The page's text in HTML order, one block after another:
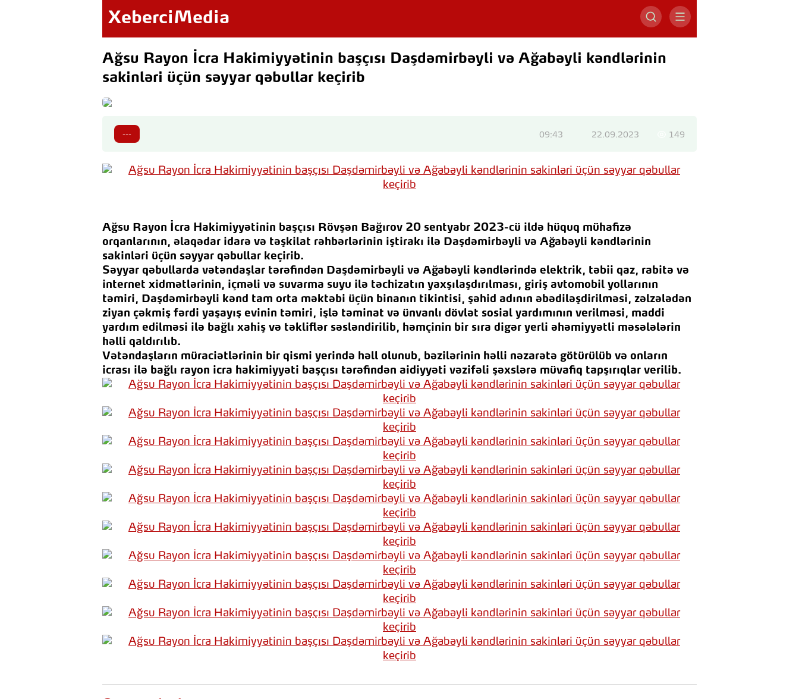
XeberciMedia
Ağsu Rayon İcra Hakimiyyətinin başçısı Daşdəmirbəyli və Ağabəyli kəndlərinin
sakinləri üçün səyyar qəbullar keçirib
--- 09:43 22.09.2023 149
Ağsu Rayon İcra Hakimiyyətinin başçısı Rövşən Bağırov 20 sentyabr 2023-cü ildə hüquq mühafizə
orqanlarının, əlaqədar idarə və təşkilat rəhbərlərinin iştirakı ilə Daşdəmirbəyli və Ağabəyli kəndlərinin
sakinləri üçün səyyar qəbullar keçirib.
Səyyar qəbullarda vətəndaşlar tərəfindən Daşdəmirbəyli və Ağabəyli kəndlərində elektrik, təbii qaz, rabitə və
internet xidmətlərinin, içməli və suvarma suyu ilə təchizatın yaxşılaşdırılması, giriş avtomobil yollarının
təmiri, Daşdəmirbəyli kənd tam orta məktəbi üçün binanın tikintisi, şəhid adının əbədiləşdirilməsi, zəlzələdən
ziyan çəkmiş fərdi yaşayış evinin təmiri, işlə təminat və ünvanlı dövlət sosial yardımının verilməsi, maddi
yardım edilməsi ilə bağlı xahiş və təkliflər səsləndirilib, həmçinin bir sıra digər yerli əhəmiyyətli məsələlərin
həlli qaldırılıb.
Vətəndaşların müraciətlərinin bir qismi yerində həll olunub, bəzilərinin həlli nəzarətə götürülüb və onların
icrası ilə bağlı rayon icra hakimiyyəti başçısı tərəfindən aidiyyəti vəzifəli şəxslərə müvafiq tapşırıqlar verilib.